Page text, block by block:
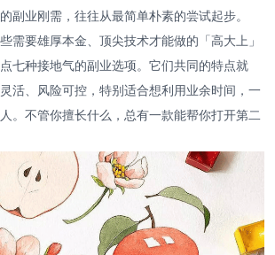
副业刚需，往往从最简单朴素的尝试起步。
需要雄厚本金、顶尖技术才能做的「高大上」
七种接地气的副业选项。它们共同的特点就
活、风险可控，特别适合想利用业余时间，一
。不管你擅长什么，总有一款能帮你打开第二